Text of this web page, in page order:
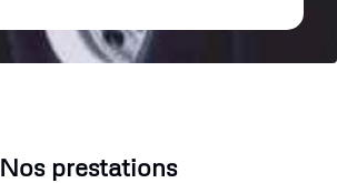
Nos prestations